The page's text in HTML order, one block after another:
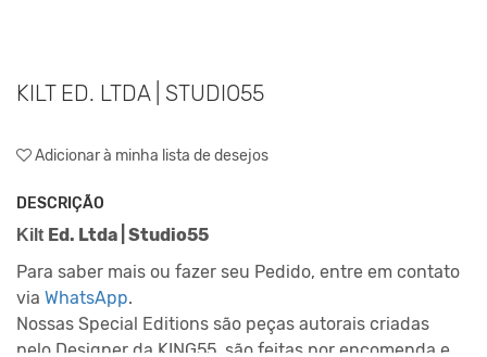
KILT ED. LTDA | STUDIO55
Adicionar à minha lista de desejos
DESCRIÇÃO
Kilt Ed. Ltda | Studio55
Para saber mais ou fazer seu Pedido, entre em contato
via WhatsApp.
Nossas Special Editions são peças autorais criadas
pelo Designer da KING55, são feitas por encomenda e